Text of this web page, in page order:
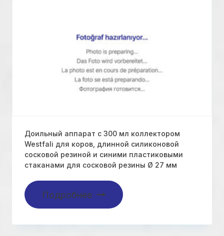
Доильный аппарат с 300 мл коллектором
Westfali для коров, длинной силиконовой
сосковой резиной и синими пластиковыми
стаканами для сосковой резины Ø 27 мм
Подробнее